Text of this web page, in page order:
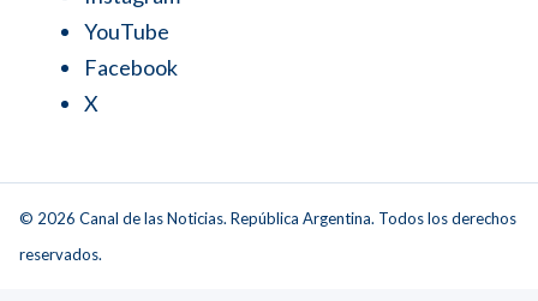
YouTube
Facebook
X
© 2026 Canal de las Noticias. República Argentina. Todos los derechos
reservados.